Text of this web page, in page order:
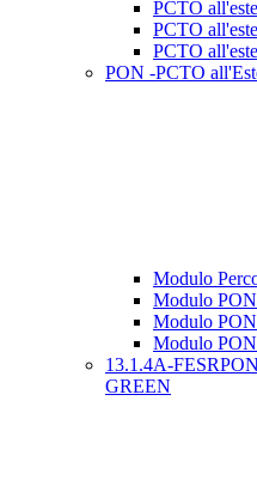
PCTO
PCTO
PCTO
PON -PCTO
Modulo
Modulo
Modulo
Modulo
13.1.4A-
GREEN